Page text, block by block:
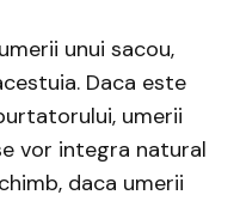
unui sacou,
Daca este
umerii
vor integra natural
daca umerii